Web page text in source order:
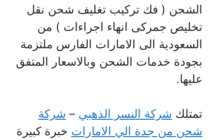
الشحن ( فك تركيب تغليف شحن نقل
تخليص جمركى انهاء اجراءات ) من
السعودية الى الامارات الفارس ملتزمة
بجودة خدمات الشحن وبالاسعار المتفق
عليها.
تمتلك شركة النسر الذهبي – شركة
شحن من جدة الي الامارات خبرة كبيرة